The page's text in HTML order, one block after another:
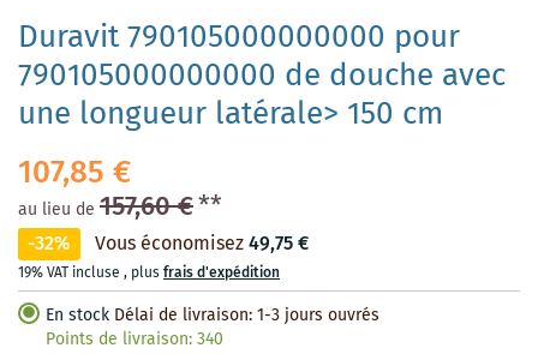
Duravit 790105000000000 pour
790105000000000 de douche avec
une longueur latérale> 150 cm
107,85 €
au lieu de 157,60 €**
-32% Vous économisez49,75 €
19% VAT incluse , plusfrais d'expédition
En stock Délai de livraison: 1-3 jours ouvrés
Points de livraison:340